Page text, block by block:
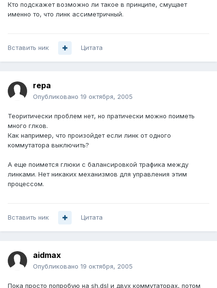
Кто подскажет возможно ли такое в принципе, смущает
именно то, что линк ассиметричный.
Вставить ник Цитата
repa
Опубликовано 19 октября, 2005
Теоритически проблем нет, но пратически можно поиметь
много глков.
Как например, что произойдет если линк от одного
коммутатора выключить?
А еще поимется глюки с балансировкой трафика между
линками. Нет никаких механизмов для управления этим
процессом.
Вставить ник Цитата
aidmax
Опубликовано 19 октября, 2005
Пока просто попробую на sh.dsl и двух коммутаторах, потом